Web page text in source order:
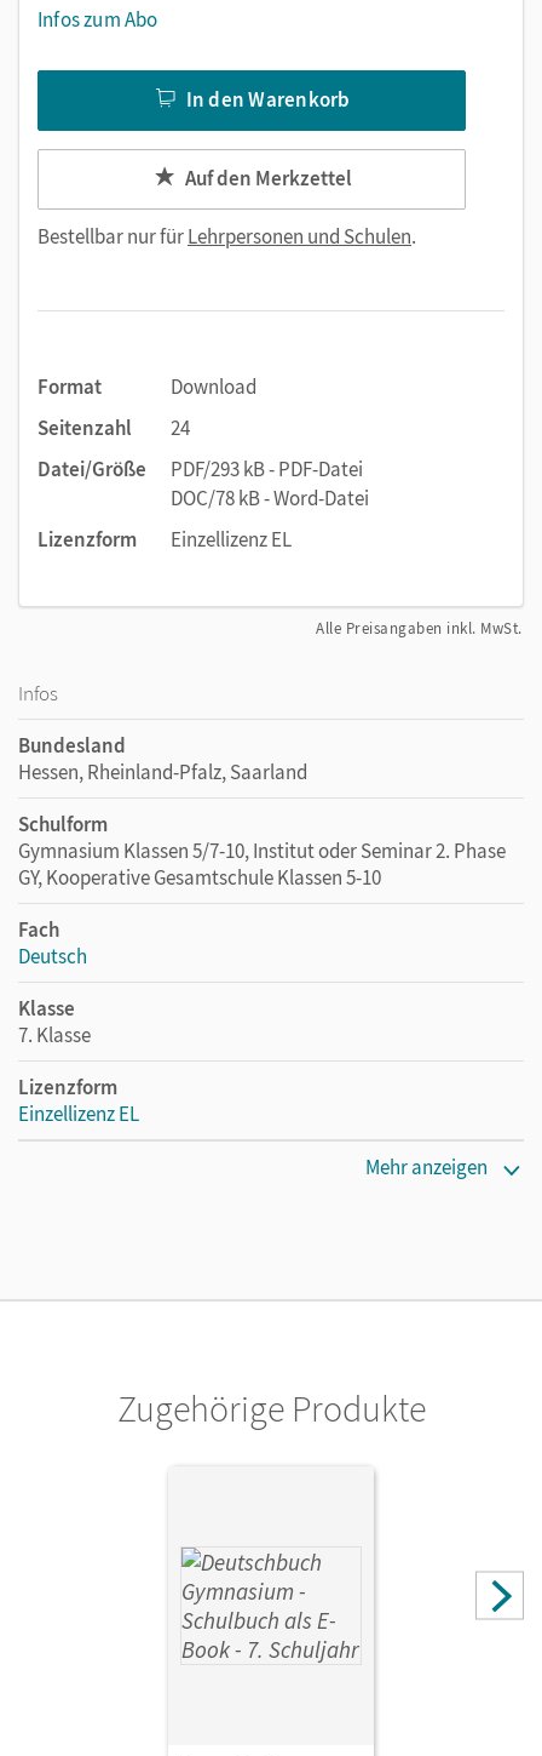
Infos zum Abo
In den Warenkorb
Auf den Merkzettel
Bestellbar nur fürLehrpersonen und Schulen.
Format
Download
Seitenzahl
24
Datei/Größe
PDF/293 kB - PDF-Datei
DOC/78 kB - Word-Datei
Lizenzform
Einzellizenz EL
Alle Preisangaben inkl. MwSt.
Infos
Bundesland
Hessen, Rheinland-Pfalz, Saarland
Schulform
Gymnasium Klassen 5/7-10, Institut oder Seminar 2. Phase
GY, Kooperative Gesamtschule Klassen 5-10
Fach
Deutsch
Klasse
7. Klasse
Lizenzform
Einzellizenz EL
Mehr anzeigen
Zugehörige Produkte